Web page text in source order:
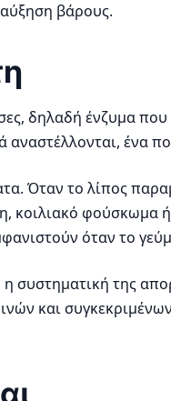
βάρους.
δηλαδή ένζυμα
ένα
Όταν το λίπος
κοιλιακό
όταν το
συστηματική της
και